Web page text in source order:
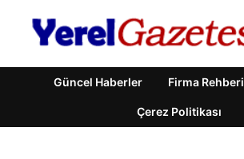
Güncel Haberler Firma Rehberi
Çerez Politikası